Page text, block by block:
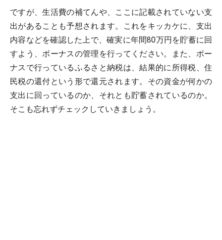
ですが、生活費の補てんや、ここに記載されていない支
出があることも予想されます。これをキッカケに、支出
内容などを確認した上で、確実に年間80万円を貯蓄に回
すよう、ボーナスの管理を行ってください。また、ボー
ナスで行っているふるさと納税は、結果的に所得税、住
民税の還付という形で還元されます。その資金が何かの
支出に回っているのか、それとも貯蓄されているのか。
そこも忘れずチェックしていきましょう。